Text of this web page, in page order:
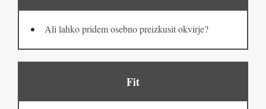
Ali lahko pridem osebno preizkusit okvirje?
Fit